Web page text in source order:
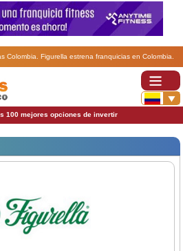
Colombia. Figurella estrena franquicias en Colombia.
100 mejores opciones de invertir